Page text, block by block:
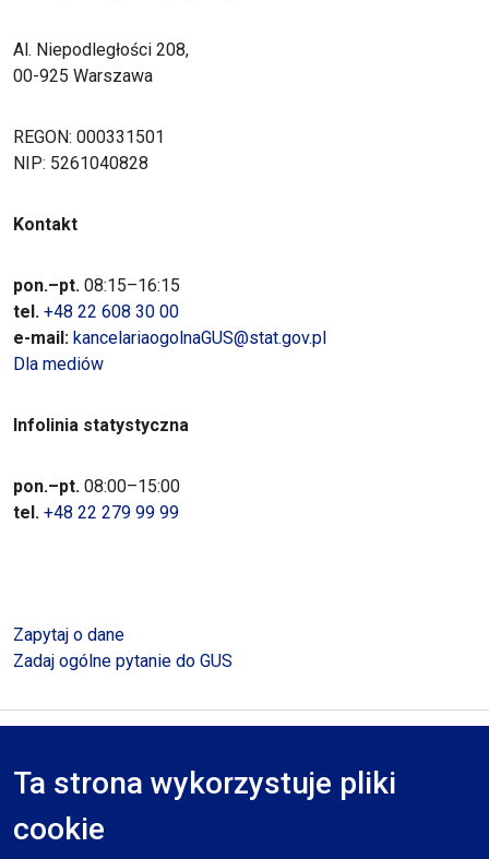
Ta strona wykorzystuje pliki
cookie
Al. Niepodległości 208,
00-925 Warszawa
REGON: 000331501
NIP: 5261040828
Kontakt
pon.–pt. 08:15–16:15
tel. +48 22 608 30 00
e-mail: kancelariaogolnaGUS@stat.gov.pl
Dla mediów
Infolinia statystyczna
pon.–pt. 08:00–15:00
tel. +48 22 279 99 99
Zapytaj o dane
Zadaj ogólne pytanie do GUS
RODO